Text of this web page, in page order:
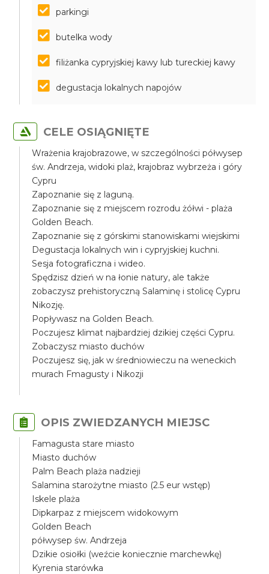
parkingi
butelka wody
filiżanka cypryjskiej kawy lub tureckiej kawy
degustacja lokalnych napojów
CELE OSIĄGNIĘTE
Wrażenia krajobrazowe, w szczególności półwysep
św. Andrzeja, widoki plaż, krajobraz wybrzeża i góry
Cypru
Zapoznanie się z laguną.
Zapoznanie się z miejscem rozrodu żółwi - plaża
Golden Beach.
Zapoznanie się z górskimi stanowiskami wiejskimi
Degustacja lokalnych win i cypryjskiej kuchni.
Sesja fotograficzna i wideo.
Spędzisz dzień w na łonie natury, ale także
zobaczysz prehistoryczną Salaminę i stolicę Cypru
Nikozję.
Popływasz na Golden Beach.
Poczujesz klimat najbardziej dzikiej części Cypru.
Zobaczysz miasto duchów
Poczujesz się, jak w średniowieczu na weneckich
murach Fmagusty i Nikozji
OPIS ZWIEDZANYCH MIEJSC
Famagusta stare miasto
Miasto duchów
Palm Beach plaża nadzieji
Salamina starożytne miasto (2.5 eur wstęp)
Iskele plaża
Dipkarpaz z miejscem widokowym
Golden Beach
półwysep św. Andrzeja
Dzikie osiołki (weźcie koniecznie marchewkę)
Kyrenia starówka